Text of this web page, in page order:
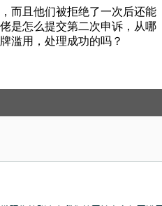
而且他们被拒绝了一次后还能
是怎么提交第二次申诉，从哪
滥用，处理成功的吗？